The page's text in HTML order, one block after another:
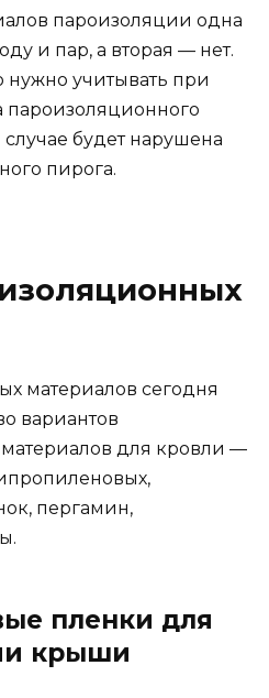
пароизоляции одна
и пар, а вторая — нет.
нужно учитывать при
будет нарушена
пирога.
материалов сегодня
вариантов
для кровли —
пергамин,
пленки для
крыши